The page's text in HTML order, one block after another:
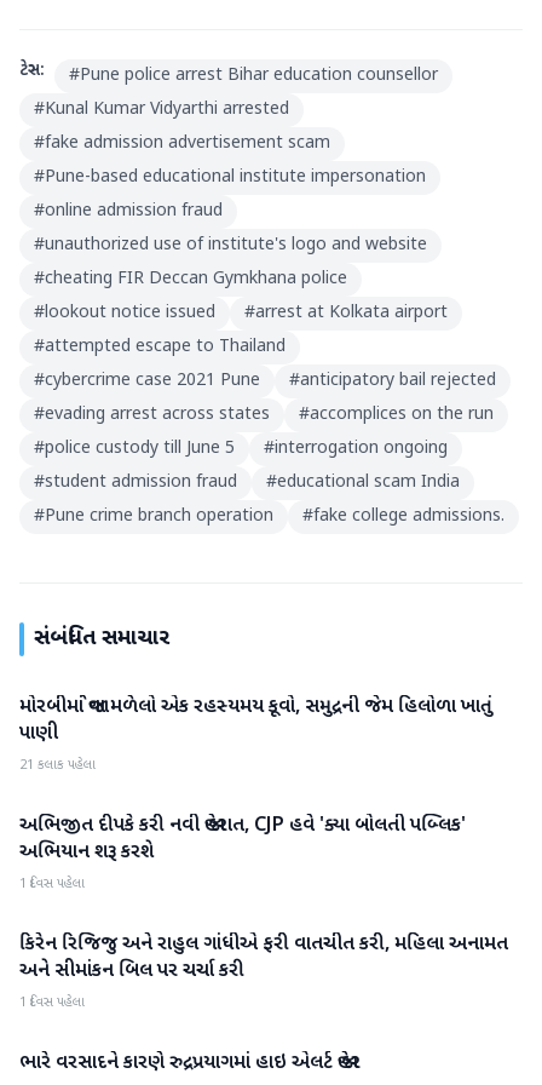
ટેગ્સ: #Pune police arrest Bihar education counsellor
#Kunal Kumar Vidyarthi arrested
#fake admission advertisement scam
#Pune-based educational institute impersonation
#online admission fraud
#unauthorized use of institute's logo and website
#cheating FIR Deccan Gymkhana police
#lookout notice issued #arrest at Kolkata airport
#attempted escape to Thailand
#cybercrime case 2021 Pune #anticipatory bail rejected
#evading arrest across states #accomplices on the run
#police custody till June 5 #interrogation ongoing
#student admission fraud #educational scam India
#Pune crime branch operation #fake college admissions.
સંબંધિત સમાચાર
રાષ્ટ્રીય
મોરબીમાં જોવા મળેલો એક રહસ્યમય કૂવો, સમુદ્રની જેમ હિલોળા ખાતું
પાણી
21 કલાક પહેલા
રાષ્ટ્રીય
અભિજીત દીપકે કરી નવી જાહેરાત, CJP હવે 'ક્યા બોલતી પબ્લિક'
અભિયાન શરૂ કરશે
1 દિવસ પહેલા
રાષ્ટ્રીય
કિરેન રિજિજુ અને રાહુલ ગાંધીએ ફરી વાતચીત કરી, મહિલા અનામત
અને સીમાંકન બિલ પર ચર્ચા કરી
1 દિવસ પહેલા
રાષ્ટ્રીય
ભારે વરસાદને કારણે રુદ્રપ્રયાગમાં હાઇ એલર્ટ જાહેર